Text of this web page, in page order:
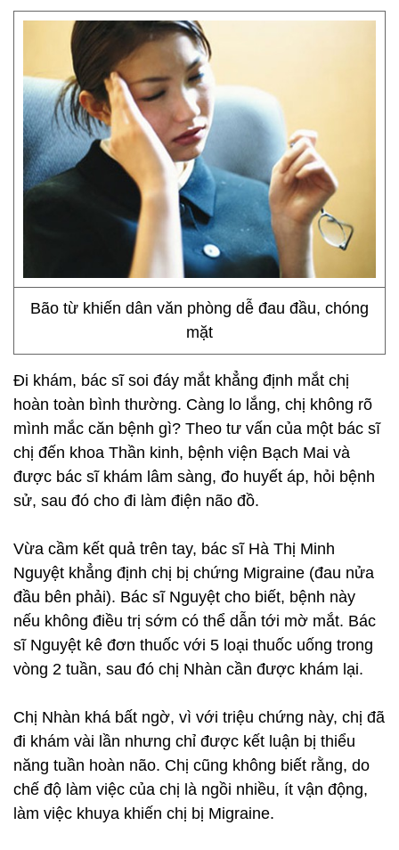
Bão từ khiến dân văn phòng dễ đau đầu, chóng
mặt
Đi khám, bác sĩ soi đáy mắt khẳng định mắt chị
hoàn toàn bình thường. Càng lo lắng, chị không rõ
mình mắc căn bệnh gì? Theo tư vấn của một bác sĩ
chị đến khoa Thần kinh, bệnh viện Bạch Mai và
được bác sĩ khám lâm sàng, đo huyết áp, hỏi bệnh
sử, sau đó cho đi làm điện não đồ.
Vừa cầm kết quả trên tay, bác sĩ Hà Thị Minh
Nguyệt khẳng định chị bị chứng Migraine (đau nửa
đầu bên phải). Bác sĩ Nguyệt cho biết, bệnh này
nếu không điều trị sớm có thể dẫn tới mờ mắt. Bác
sĩ Nguyệt kê đơn thuốc với 5 loại thuốc uống trong
vòng 2 tuần, sau đó chị Nhàn cần được khám lại.
Chị Nhàn khá bất ngờ, vì với triệu chứng này, chị đã
đi khám vài lần nhưng chỉ được kết luận bị thiểu
năng tuần hoàn não. Chị cũng không biết rằng, do
chế độ làm việc của chị là ngồi nhiều, ít vận động,
làm việc khuya khiến chị bị Migraine.